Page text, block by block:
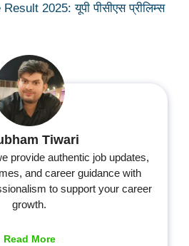
2025: यूपी पीसीएस प्रीलिम्स
Tiwari
provide authentic job updates,
and career guidance with
to support your career
growth.
Read More